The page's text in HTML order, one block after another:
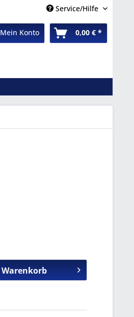
Service/Hilfe
Mein Konto 0,00 € *
Warenkorb